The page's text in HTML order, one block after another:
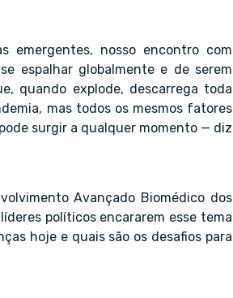
emergentes, nosso encontro com
espalhar globalmente e de serem
quando explode, descarrega toda
mas todos os mesmos fatores
surgir a qualquer momento — diz
Avançado Biomédico dos
políticos encararem esse tema
hoje e quais são os desafios para